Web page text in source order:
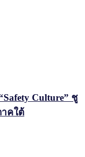
Culture” ชู
าคใต้